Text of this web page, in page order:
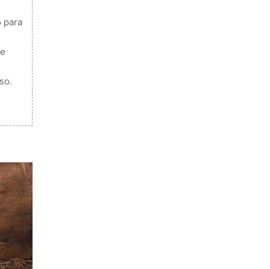
para